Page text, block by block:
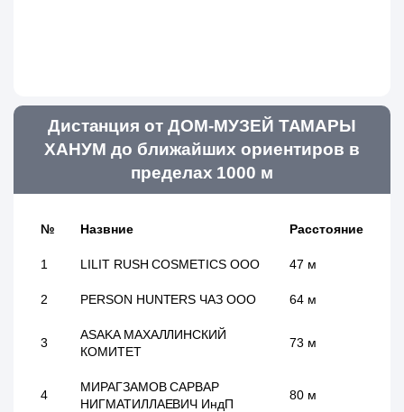
Дистанция от ДОМ-МУЗЕЙ ТАМАРЫ
ХАНУМ до ближайших ориентиров в
пределах 1000 м
№ Назвние Расстояние
1 LILIT RUSH COSMETICS ООО 47 м
2 PERSON HUNTERS ЧАЗ ООО 64 м
3
ASAKA МАХАЛЛИНСКИЙ
КОМИТЕТ
73 м
4
МИРАГЗАМОВ САРВАР
НИГМАТИЛЛАЕВИЧ ИндП
80 м